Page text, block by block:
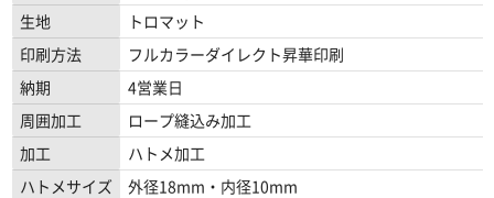
生地
トロマット
印刷方法
フルカラーダイレクト昇華印刷
納期
4営業日
周囲加工
ロープ縫込み加工
加工
ハトメ加工
ハトメサイズ
外径18mm・内径10mm